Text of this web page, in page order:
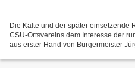
Die Kälte und der später einsetzende
CSU-Ortsvereins dem Interesse der
aus erster Hand von Bürgermeister